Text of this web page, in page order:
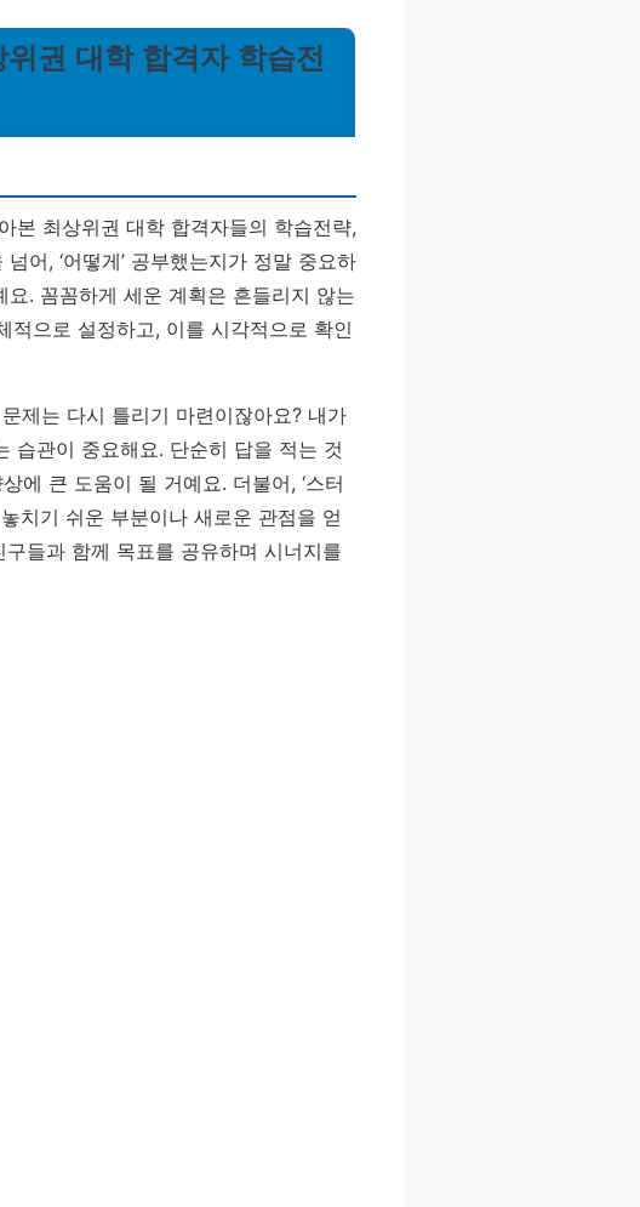
권 대학 합격자 학습전
본 최상위권 대학 합격자들의 학습전략,
어, ‘어떻게’ 공부했는지가 정말 중요하
요. 꼼꼼하게 세운 계획은 흔들리지 않는
적으로 설정하고, 이를 시각적으로 확인
제는 다시 틀리기 마련이잖아요? 내가
습관이 중요해요. 단순히 답을 적는 것
에 큰 도움이 될 거예요. 더불어, ‘스터
치기 쉬운 부분이나 새로운 관점을 얻
들과 함께 목표를 공유하며 시너지를